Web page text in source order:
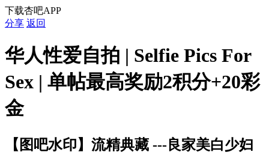
下载杏吧APP
分享 返回
华人性爱自拍 | Selfie Pics For
Sex | 单帖最高奖励2积分+20彩
金
【图吧水印】流精典藏 ---良家美白少妇